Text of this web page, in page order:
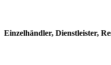
Einzelhändler, Dienstleister,